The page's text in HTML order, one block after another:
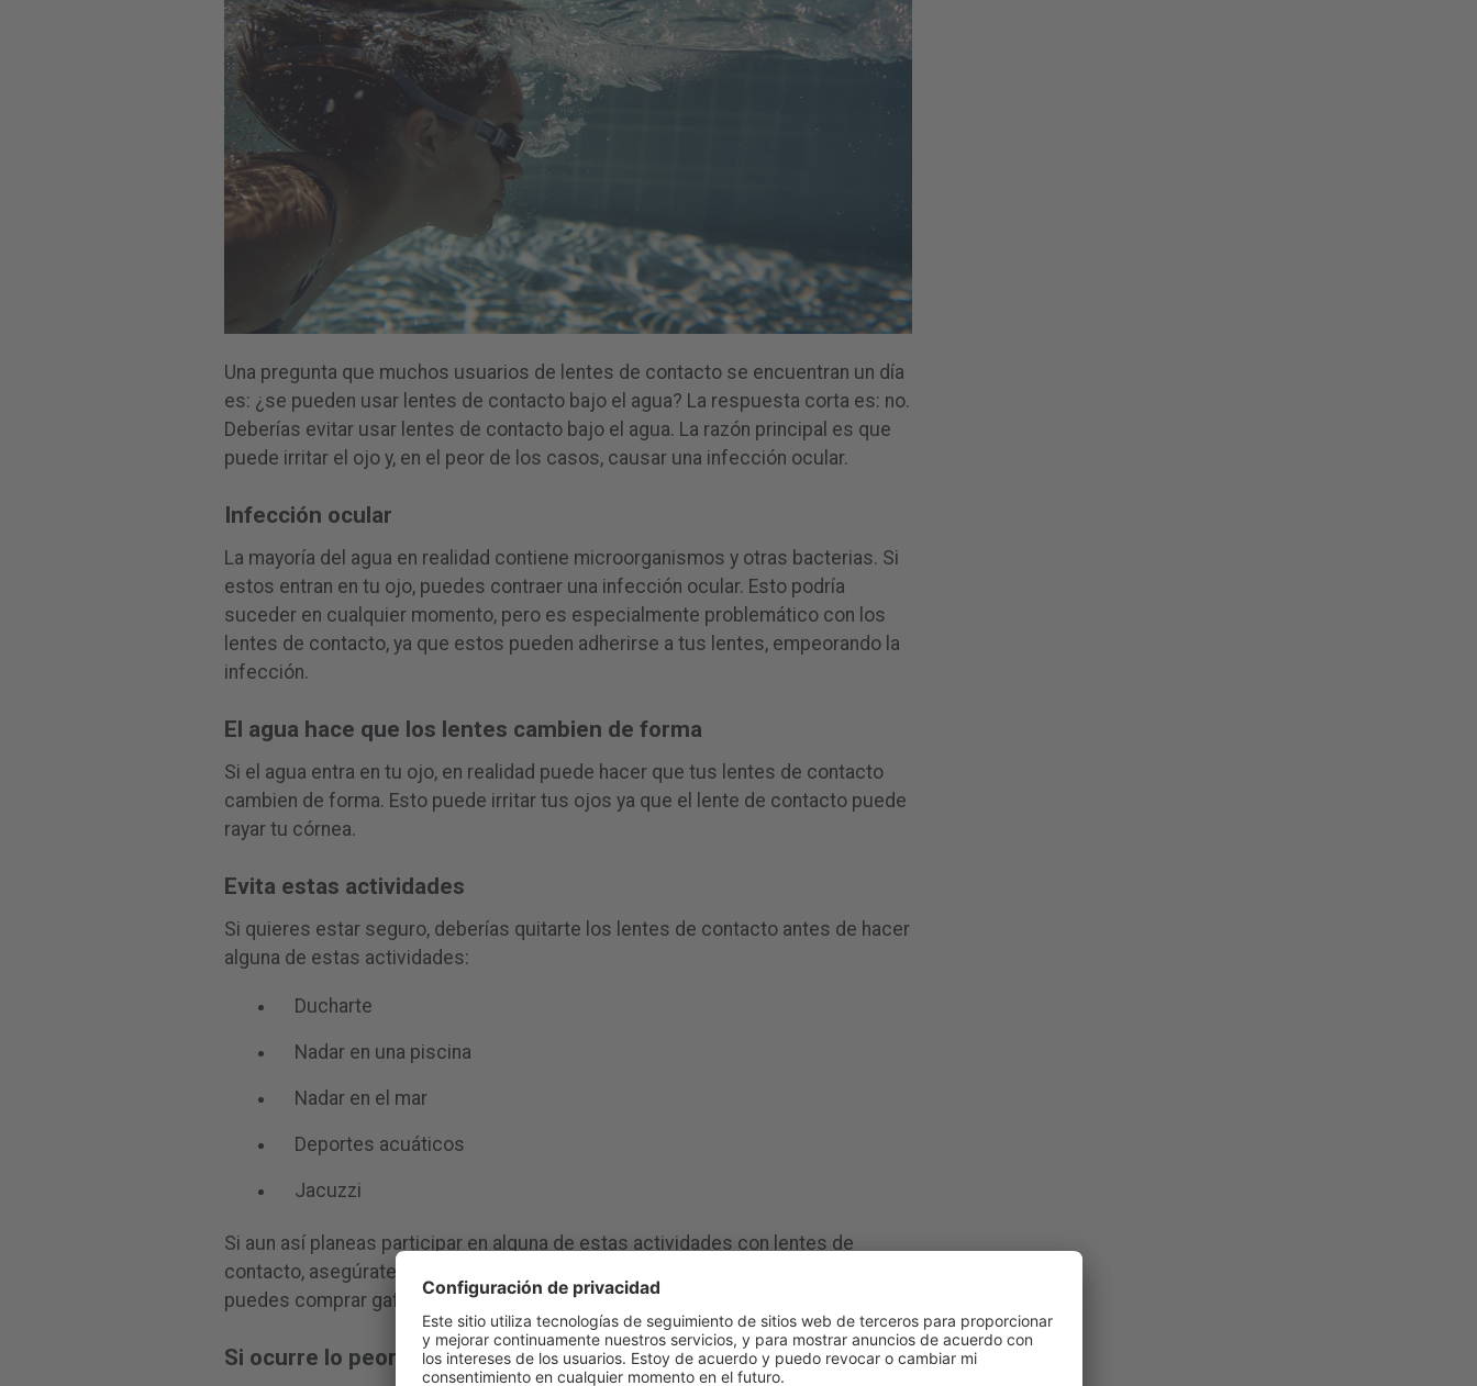
Una pregunta que muchos usuarios de lentes de contacto se encuentran un día
es: ¿se pueden usar lentes de contacto bajo el agua? La respuesta corta es: no.
Deberías evitar usar lentes de contacto bajo el agua. La razón principal es que
puede irritar el ojo y, en el peor de los casos, causar una infección ocular.
Infección ocular
La mayoría del agua en realidad contiene microorganismos y otras bacterias. Si
estos entran en tu ojo, puedes contraer una infección ocular. Esto podría
suceder en cualquier momento, pero es especialmente problemático con los
lentes de contacto, ya que estos pueden adherirse a tus lentes, empeorando la
infección.
El agua hace que los lentes cambien de forma
Si el agua entra en tu ojo, en realidad puede hacer que tus lentes de contacto
cambien de forma. Esto puede irritar tus ojos ya que el lente de contacto puede
rayar tu córnea.
Evita estas actividades
Si quieres estar seguro, deberías quitarte los lentes de contacto antes de hacer
alguna de estas actividades:
Ducharte
Nadar en una piscina
Nadar en el mar
Deportes acuáticos
Jacuzzi
Si aun así planeas participar en alguna de estas actividades con lentes de
contacto, asegúrate de evitar que el agua entre en tus ojos. Alternativamente,
puedes comprar gafas de natación con prescripción.
Si ocurre lo peor